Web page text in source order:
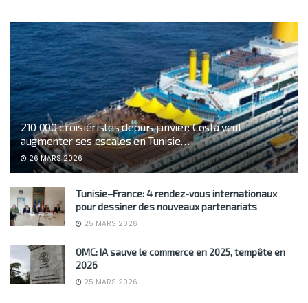
210 000 croisiéristes depuis janvier: Costa veut
augmenter ses escales en Tunisie…
26 MARS 2026
Tunisie–France: 4 rendez-vous internationaux
pour dessiner des nouveaux partenariats
25 MARS 2026
OMC: IA sauve le commerce en 2025, tempête en
2026
25 MARS 2026